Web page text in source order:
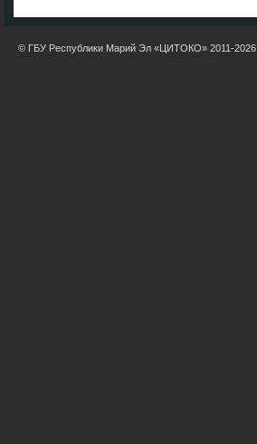
© ГБУ Республики Марий Эл «ЦИТОКО» 2011-2026